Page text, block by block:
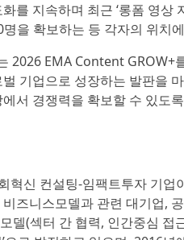
를 지속하며 최근 ‘롱폼 영상
을 확보하는 등 각자의 위치
2026 EMA Content
기업으로 성장하는 발판을
서 경쟁력을 확보할 수 있도
혁신 컨설팅-임팩트투자 기
즈니스모델과 관련 대기업,
델(섹터 간 협력, 인간중심